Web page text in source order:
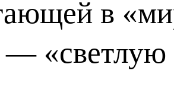
в
— «светлую